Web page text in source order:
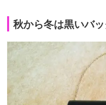
秋から冬は黒いバ